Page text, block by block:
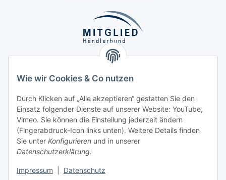
Wie wir Cookies & Co nutzen
Durch Klicken auf „Alle akzeptieren“ gestatten Sie den
Einsatz folgender Dienste auf unserer Website: YouTube,
Vimeo. Sie können die Einstellung jederzeit ändern
(Fingerabdruck-Icon links unten). Weitere Details finden
Sie unter Konfigurieren und in unserer
Datenschutzerklärung.
Impressum Datenschutz
Kategorien
Informationen
Gesetzliche Informationen